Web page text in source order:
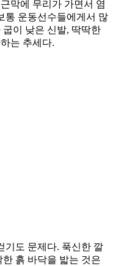
막에 무리가 가면서 염
통 운동선수들에게서 많
이 낮은 신발, 딱딱한
는 추세다.
기도 문제다. 푹신한 깔
흙 바닥을 밟는 것은